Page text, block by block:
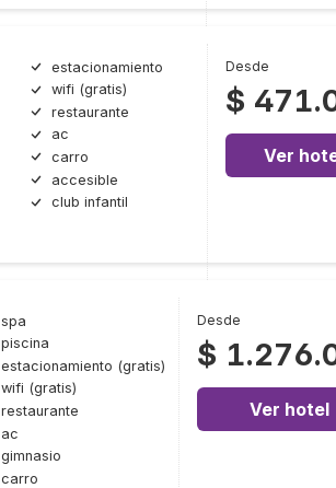
estacionamiento
wifi (gratis)
restaurante
ac
carro
accesible
club infantil
Desde
$
Ver
spa
piscina
estacionamiento (gratis)
wifi (gratis)
restaurante
ac
gimnasio
carro
Desde
$
Ver hotel